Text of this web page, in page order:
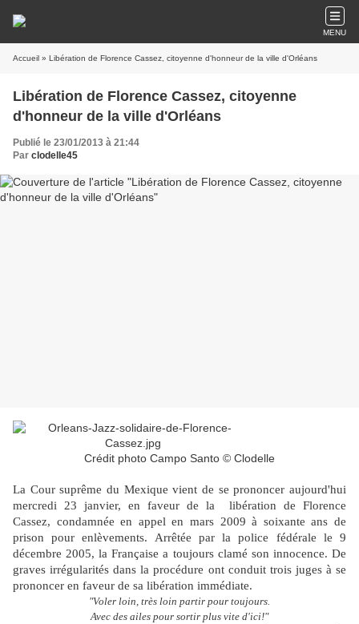
MENU
Accueil » Libération de Florence Cassez, citoyenne d'honneur de la ville d'Orléans
Libération de Florence Cassez, citoyenne
d'honneur de la ville d'Orléans
Publié le 23/01/2013 à 21:44
Par clodelle45
Crédit photo Campo Santo © Clodelle
La Cour suprême du Mexique vient de se prononcer aujourd'hui
mercredi 23 janvier, en faveur de la libération de Florence
Cassez, condamnée en appel en mars 2009 à soixante ans de
prison pour enlèvements. Arrêtée par la police fédérale le 9
décembre 2005, la Française a toujours clamé son innocence. De
graves irrégularités dans la procédure ont conduit trois juges à se
prononcer en faveur de sa libération immédiate.
"Voler loin, très loin partir pour toujours.
Avec des ailes pour sortir plus vite d'ici!"